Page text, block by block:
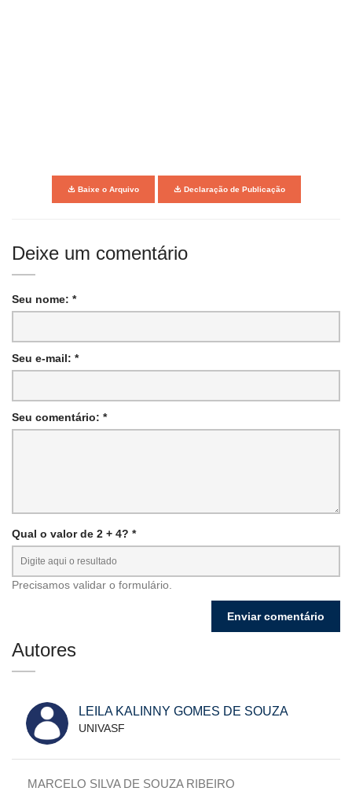
Baixe o Arquivo Declaração de Publicação
Deixe um comentário
Seu nome: *
Seu e-mail: *
Seu comentário: *
Qual o valor de 2 + 4? *
Precisamos validar o formulário.
Autores
LEILA KALINNY GOMES DE SOUZA
UNIVASF
MARCELO SILVA DE SOUZA RIBEIRO